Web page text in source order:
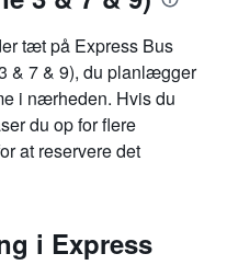
tæt på Express Bus
& 7 & 9), du planlægger
i nærheden. Hvis du
du op for flere
at reservere det
i Express